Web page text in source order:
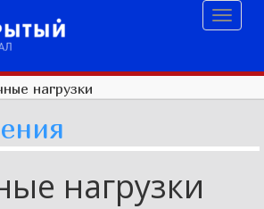
нагрузки
нагрузки